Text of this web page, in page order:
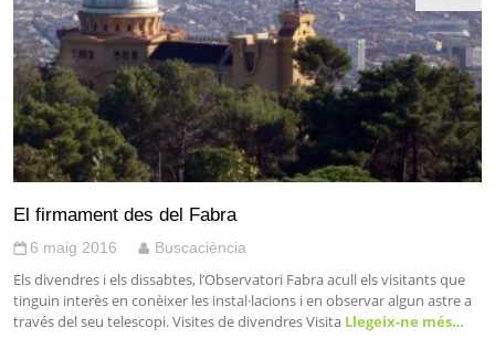
El firmament des del Fabra
6 maig 2016 Buscaciència
Els divendres i els dissabtes, l’Observatori Fabra acull els visitants que
tinguin interès en conèixer les instal·lacions i en observar algun astre a
través del seu telescopi. Visites de divendres Visita Llegeix-ne més…